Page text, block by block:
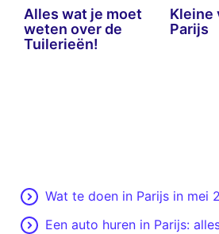
Alles wat je moet
weten over de
Tuilerieën!
Kleine
Parijs
Wat te doen in Parijs in mei
Een auto huren in Parijs: